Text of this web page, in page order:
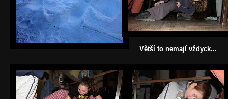
Větší to nemají vždyck...